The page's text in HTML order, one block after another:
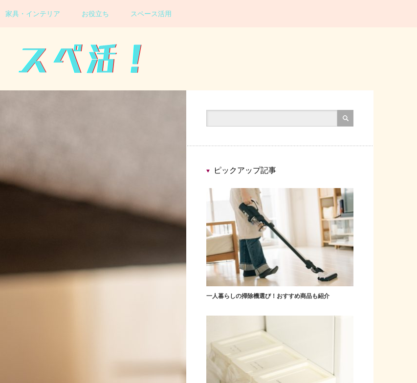
家具・インテリア お役立ち スペース活用
ピックアップ記事
一人暮らしの掃除機選び！おすすめ商品も紹介